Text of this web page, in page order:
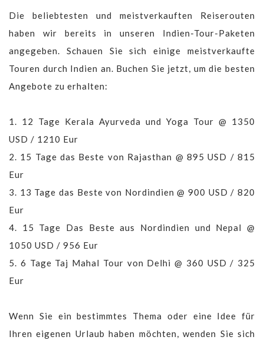
Die beliebtesten und meistverkauften Reiserouten
haben wir bereits in unseren Indien-Tour-Paketen
angegeben. Schauen Sie sich einige meistverkaufte
Touren durch Indien an. Buchen Sie jetzt, um die besten
Angebote zu erhalten:
1. 12 Tage Kerala Ayurveda und Yoga Tour @ 1350
USD / 1210 Eur
2. 15 Tage das Beste von Rajasthan @ 895 USD / 815
Eur
3. 13 Tage das Beste von Nordindien @ 900 USD / 820
Eur
4. 15 Tage Das Beste aus Nordindien und Nepal @
1050 USD / 956 Eur
5. 6 Tage Taj Mahal Tour von Delhi @ 360 USD / 325
Eur
Wenn Sie ein bestimmtes Thema oder eine Idee für
Ihren eigenen Urlaub haben möchten, wenden Sie sich